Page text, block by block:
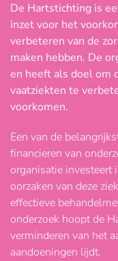
De Hartstichting is
inzet voor het
verbeteren van de
maken hebben. De
en heeft als doel om
vaatziekten te
voorkomen.
Een van de
financieren van
organisatie investeert
oorzaken van deze
effectieve
onderzoek hoopt de
verminderen van het
aandoeningen lijdt.